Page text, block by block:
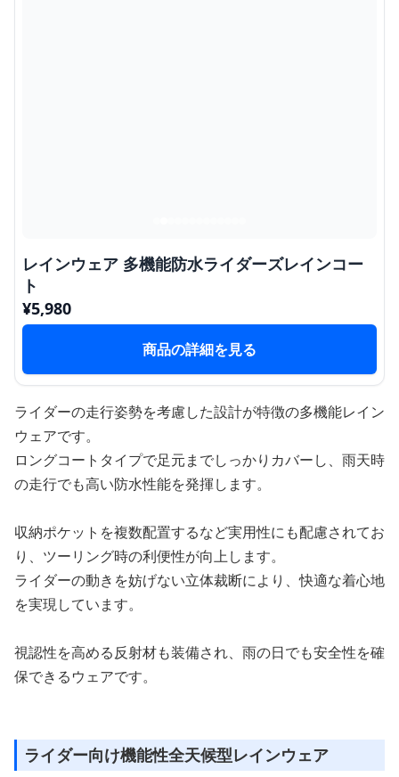
レインウェア 多機能防水ライダーズレインコー
ト
¥5,980
商品の詳細を見る
ライダーの走行姿勢を考慮した設計が特徴の多機能レイン
ウェアです。
ロングコートタイプで足元までしっかりカバーし、雨天時
の走行でも高い防水性能を発揮します。
収納ポケットを複数配置するなど実用性にも配慮されてお
り、ツーリング時の利便性が向上します。
ライダーの動きを妨げない立体裁断により、快適な着心地
を実現しています。
視認性を高める反射材も装備され、雨の日でも安全性を確
保できるウェアです。
ライダー向け機能性全天候型レインウェア